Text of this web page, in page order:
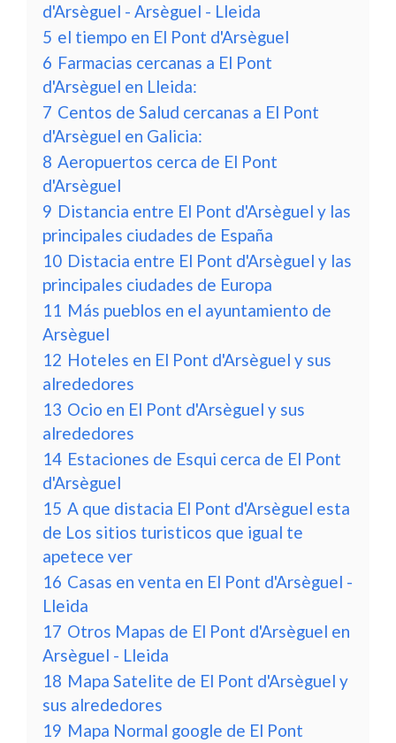
d'Arsèguel - Arsèguel - Lleida
5 el tiempo en El Pont d'Arsèguel
6 Farmacias cercanas a El Pont
d'Arsèguel en Lleida:
7 Centos de Salud cercanas a El Pont
d'Arsèguel en Galicia:
8 Aeropuertos cerca de El Pont
d'Arsèguel
9 Distancia entre El Pont d'Arsèguel y las
principales ciudades de España
10 Distacia entre El Pont d'Arsèguel y las
principales ciudades de Europa
11 Más pueblos en el ayuntamiento de
Arsèguel
12 Hoteles en El Pont d'Arsèguel y sus
alrededores
13 Ocio en El Pont d'Arsèguel y sus
alrededores
14 Estaciones de Esqui cerca de El Pont
d'Arsèguel
15 A que distacia El Pont d'Arsèguel esta
de Los sitios turisticos que igual te
apetece ver
16 Casas en venta en El Pont d'Arsèguel -
Lleida
17 Otros Mapas de El Pont d'Arsèguel en
Arsèguel - Lleida
18 Mapa Satelite de El Pont d'Arsèguel y
sus alrededores
19 Mapa Normal google de El Pont